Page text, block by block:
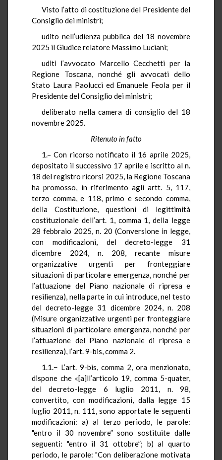
Visto l’atto di costituzione del Presidente del
Consiglio dei ministri;
udito nell’udienza pubblica del 18 novembre
2025 il Giudice relatore Massimo Luciani;
uditi l’avvocato Marcello Cecchetti per la
Regione Toscana, nonché gli avvocati dello
Stato Laura Paolucci ed Emanuele Feola per il
Presidente del Consiglio dei ministri;
deliberato nella camera di consiglio del 18
novembre 2025.
Ritenuto in fatto
1.– Con ricorso notificato il 16 aprile 2025,
depositato il successivo 17 aprile e iscritto al n.
18 del registro ricorsi 2025, la Regione Toscana
ha promosso, in riferimento agli artt. 5, 117,
terzo comma, e 118, primo e secondo comma,
della Costituzione, questioni di legittimità
costituzionale dell’art. 1, comma 1, della legge
28 febbraio 2025, n. 20 (Conversione in legge,
con modificazioni, del decreto-legge 31
dicembre 2024, n. 208, recante misure
organizzative urgenti per fronteggiare
situazioni di particolare emergenza, nonché per
l’attuazione del Piano nazionale di ripresa e
resilienza), nella parte in cui introduce, nel testo
del decreto-legge 31 dicembre 2024, n. 208
(Misure organizzative urgenti per fronteggiare
situazioni di particolare emergenza, nonché per
l’attuazione del Piano nazionale di ripresa e
resilienza), l’art. 9-bis, comma 2.
1.1.− L’art. 9-bis, comma 2, ora menzionato,
dispone che «[a]ll’articolo 19, comma 5-quater,
del decreto-legge 6 luglio 2011, n. 98,
convertito, con modificazioni, dalla legge 15
luglio 2011, n. 111, sono apportate le seguenti
modificazioni: a) al terzo periodo, le parole:
"entro il 30 novembre” sono sostituite dalle
seguenti: "entro il 31 ottobre”; b) al quarto
periodo, le parole: "Con deliberazione motivata